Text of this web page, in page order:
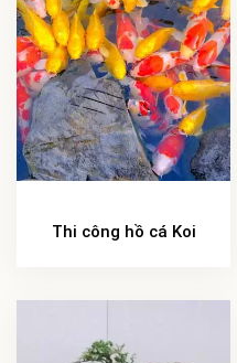
Thi công hồ cá Koi